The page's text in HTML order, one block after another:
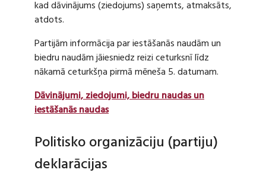
kad dāvinājums (ziedojums) saņemts, atmaksāts,
atdots.
Partijām informācija par iestāšanās naudām un
biedru naudām jāiesniedz reizi ceturksnī līdz
nākamā ceturkšņa pirmā mēneša 5. datumam.
Dāvinājumi, ziedojumi, biedru naudas un
iestāšanās naudas
Politisko organizāciju (partiju)
deklarācijas